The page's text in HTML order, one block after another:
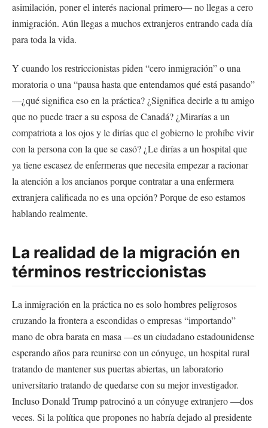
asimilación, poner el interés nacional primero— no llegas a cero
inmigración. Aún llegas a muchos extranjeros entrando cada día
para toda la vida.
Y cuando los restriccionistas piden “cero inmigración” o una
moratoria o una “pausa hasta que entendamos qué está pasando”
—¿qué significa eso en la práctica? ¿Significa decirle a tu amigo
que no puede traer a su esposa de Canadá? ¿Mirarías a un
compatriota a los ojos y le dirías que el gobierno le prohíbe vivir
con la persona con la que se casó? ¿Le dirías a un hospital que
ya tiene escasez de enfermeras que necesita empezar a racionar
la atención a los ancianos porque contratar a una enfermera
extranjera calificada no es una opción? Porque de eso estamos
hablando realmente.
La realidad de la migración en
términos restriccionistas
La inmigración en la práctica no es solo hombres peligrosos
cruzando la frontera a escondidas o empresas “importando”
mano de obra barata en masa —es un ciudadano estadounidense
esperando años para reunirse con un cónyuge, un hospital rural
tratando de mantener sus puertas abiertas, un laboratorio
universitario tratando de quedarse con su mejor investigador.
Incluso Donald Trump patrocinó a un cónyuge extranjero —dos
veces. Si la política que propones no habría dejado al presidente